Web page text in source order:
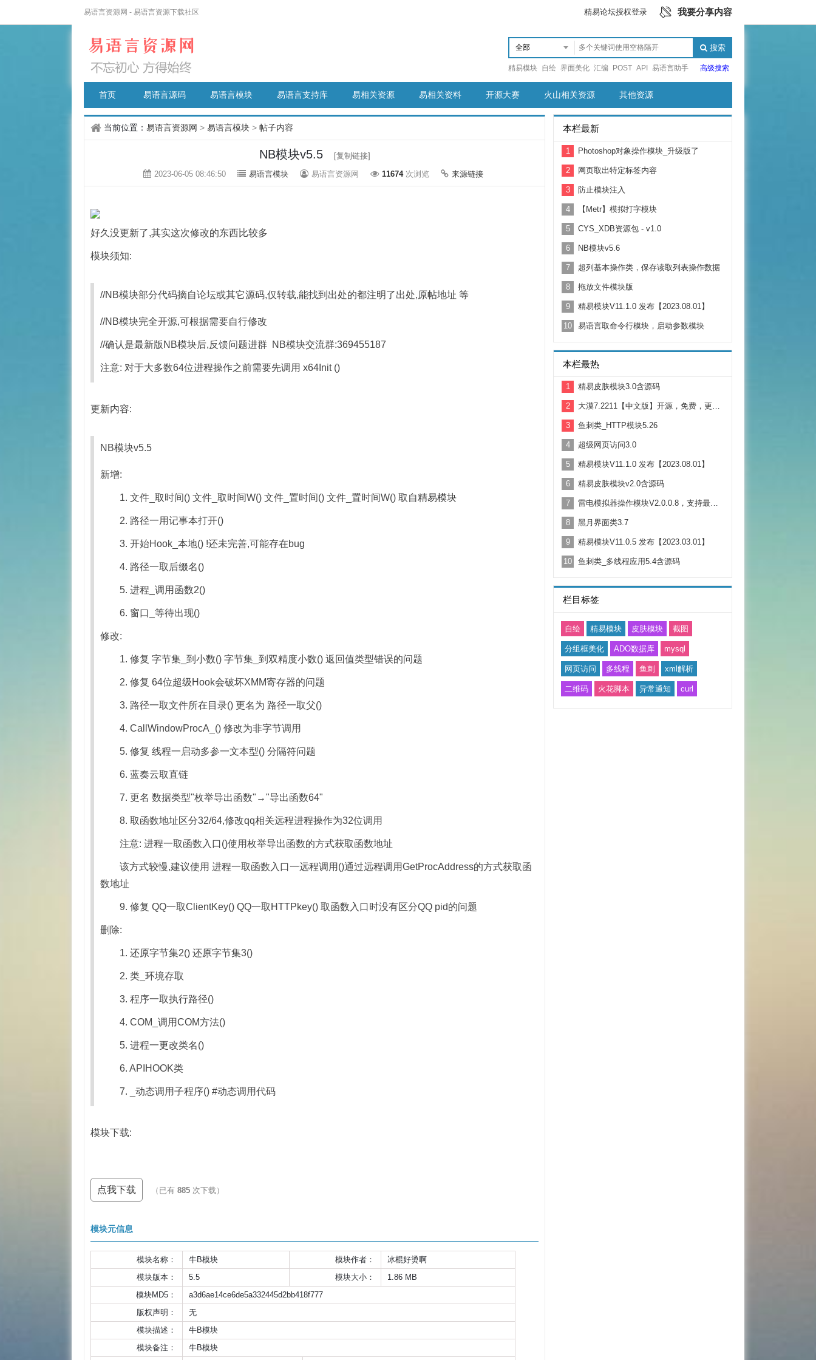
易语言资源网 - 易语言资源下载社区 精易论坛授权登录 我要分享内容
搜索
精易模块 自绘 界面美化 汇编 POST API 易语言助手 高级搜索
首页 易语言源码 易语言模块 易语言支持库 易相关资源 易相关资料 开源大赛 火山相关资源 其他资源
当前位置： 易语言资源网 > 易语言模块 > 帖子内容
NB模块v5.5
[复制链接]
2023-06-05 08:46:50
易语言模块 易语言资源网 11674 次浏览 来源链接
好久没更新了,其实这次修改的东西比较多
模块须知:
//NB模块部分代码摘自论坛或其它源码,仅转载,能找到出处的都注明了出处,原帖地址 等
//NB模块完全开源,可根据需要自行修改
//确认是最新版NB模块后,反馈问题进群 NB模块交流群:369455187
注意: 对于大多数64位进程操作之前需要先调用 x64Init ()
更新内容:
NB模块v5.5
新增:
1. 文件_取时间() 文件_取时间W() 文件_置时间() 文件_置时间W() 取自精易模块
2. 路径一用记事本打开()
3. 开始Hook_本地() !还未完善,可能存在bug
4. 路径一取后缀名()
5. 进程_调用函数2()
6. 窗口_等待出现()
修改:
1. 修复 字节集_到小数() 字节集_到双精度小数() 返回值类型错误的问题
2. 修复 64位超级Hook会破坏XMM寄存器的问题
3. 路径一取文件所在目录() 更名为 路径一取父()
4. CallWindowProcA_() 修改为非字节调用
5. 修复 线程一启动多参一文本型() 分隔符问题
6. 蓝奏云取直链
7. 更名 数据类型"枚举导出函数"→"导出函数64"
8. 取函数地址区分32/64,修改qq相关远程进程操作为32位调用
注意: 进程一取函数入口()使用枚举导出函数的方式获取函数地址
该方式较慢,建议使用 进程一取函数入口一远程调用()通过远程调用GetProcAddress的方式获取函
数地址
9. 修复 QQ一取ClientKey() QQ一取HTTPkey() 取函数入口时没有区分QQ pid的问题
删除:
1. 还原字节集2() 还原字节集3()
2. 类_环境存取
3. 程序一取执行路径()
4. COM_调用COM方法()
5. 进程一更改类名()
6. APIHOOK类
7. _动态调用子程序() #动态调用代码
模块下载:
点我下载 （已有 885 次下载）
模块元信息
模块名称： 牛B模块 模块作者：
冰棍好烫啊
模块版本：
5.5 模块大小：
1.86 MB
模块MD5：
a3d6ae14ce6de5a332445d2bb418f777
版权声明：
无
模块描述：
牛B模块
模块备注：
牛B模块
本栏最新
1 Photoshop对象操作模块_升级版了
2 网页取出特定标签内容
3 防止模块注入
4 【Metr】模拟打字模块
5 CYS_XDB资源包 - v1.0
6 NB模块v5.6
7 超列基本操作类，保存读取列表操作数据
8 拖放文件模块版
9 精易模块V11.1.0 发布【2023.08.01】
10 易语言取命令行模块，启动参数模块
本栏最热
1 精易皮肤模块3.0含源码
2 大漠7.2211【中文版】开源，免费，更新。支持Win11
3 鱼刺类_HTTP模块5.26
4 超级网页访问3.0
5 精易模块V11.1.0 发布【2023.08.01】
6 精易皮肤模块v2.0含源码
7 雷电模拟器操作模块V2.0.0.8，支持最新的雷电4.X版本
8 黑月界面类3.7
9 精易模块V11.0.5 发布【2023.03.01】
10 鱼刺类_多线程应用5.4含源码
栏目标签
自绘 精易模块 皮肤模块 截图
分组框美化 ADO数据库 mysql
网页访问 多线程 鱼刺 xml解析
二维码 火花脚本 异常通知 curl